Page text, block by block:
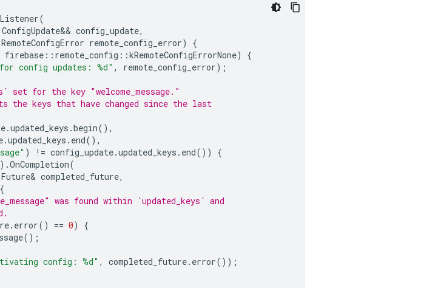
(
ConfigUpdate&& config_update,
RemoteConfigError remote_config_error)
{
firebase :: remote_config ::kRemoteConfigErrorNone)
{
config updates: %d" , remote_config_error);
set for the key "welcome_message."
the keys that have changed since the last
.updated_keys .begin(),
.updated_keys . end(),
) != config_update.updated_keys . end())
{
OnCompletion(
Future& completed_future,
{
was found within `updated_keys` and
. error() == 0)
{
();
config: %d" , completed_future. error());